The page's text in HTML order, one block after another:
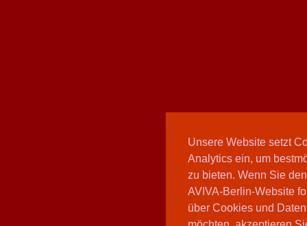
Unsere Website setzt
Analytics ein, um
zu bieten. Wenn Sie
AVIVA-Berlin-Website
über Cookies und